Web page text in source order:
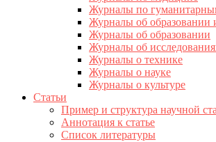
Журналы по
Журналы об образовании
Журналы об образовании
Журналы об
Журналы о технике
Журналы о науке
Журналы о культуре
Статьи
Пример и структура научной
Аннотация к статье
Список литературы